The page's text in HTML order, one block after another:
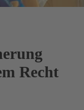
Recht